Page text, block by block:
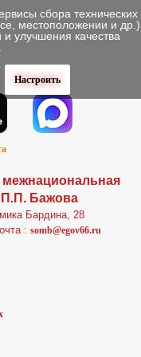
межнациональная
П.П. Бажова
Бардина, 28
: somb@egov66.ru
сбора технических
местоположении и др.)
улучшения качества
Настроить